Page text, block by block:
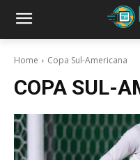
Home Copa Sul-Americana
COPA SUL-